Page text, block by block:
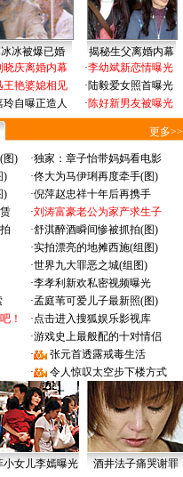
冰被爆已婚
揭秘生父离婚内幕
晓庆离婚内幕
王艳婆媳相见
玲自曝正造人
·李幼斌新恋情曝光
·陆毅爱女照首曝光
·陈好新男友被曝光
更多>>
图) ·独家：章子怡带妈妈看电影
) ·佟大为马伊琍再度牵手(图)
) ·倪萍赵忠祥十年后再携手
·刘涛富豪老公为家产求生子
·舒淇醉酒瞬间惨被抓拍(图)
·实拍漂亮的地摊西施(组图)
·世界九大罪恶之城(组图)
·李孝利新欢私密视频曝光
·孟庭苇可爱儿子最新照(图)
！ ·点击进入搜狐娱乐影视库
·游戏史上最般配的十对情侣
·
张元首透露戒毒生活
· 令人惊叹太空步下楼方式
小女儿李嫣曝光 酒井法子痛哭谢罪